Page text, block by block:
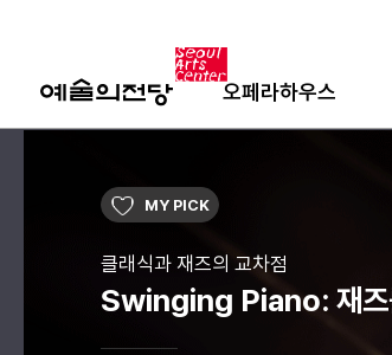
오페라하우스
MY PICK
클래식과 재즈의 교차점
Swinging Piano: 재즈